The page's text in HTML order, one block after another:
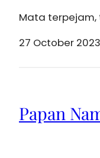
Mata
27 October 2023
Papan